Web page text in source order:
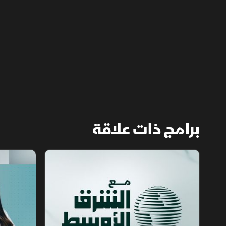
برامج ذات علاقة
مع الشرق الأوسط الخبر الآخر